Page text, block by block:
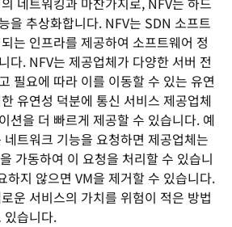
을 추상화합니다. NFV는 SDN 소프트
는 인프라를 제공하여 소프트웨어 정
다. NFV는 제공업체가 다양한 서버 전
필요에 따라 이를 이동할 수 있는 유연
유연성 덕분에 통신 서비스 제공업체
션을 더 빠르게 제공할 수 있습니다. 예
트워크 기능을 요청하면 제공업체는
가동하여 이 요청을 처리할 수 있습니
하지 않으면 VM을 제거할 수 있습니다.
운 서비스의 가치를 위험이 적은 방법
있습니다.